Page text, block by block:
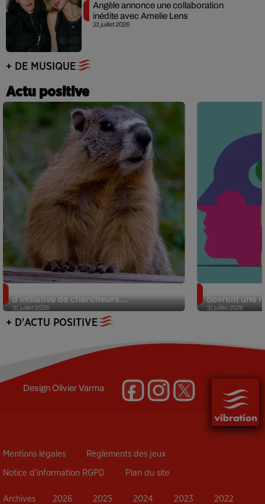
31 juillet 2026
Angèle annonce une collaboration
inédite avec Amelie Lens
+ DE MUSIQUE
Actu positive
31 juillet 2026
d’initiative de chercheurs...
31 juillet 2026
ouvrent une
+ D'ACTU POSITIVE
DesignOlivier Varma
Mentions légales Règlements des jeux
Notice d’information RGPD Plan du site
Archives 2026 2025 2024 2023 2022